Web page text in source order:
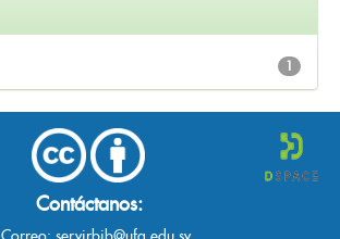
1
Contáctanos: